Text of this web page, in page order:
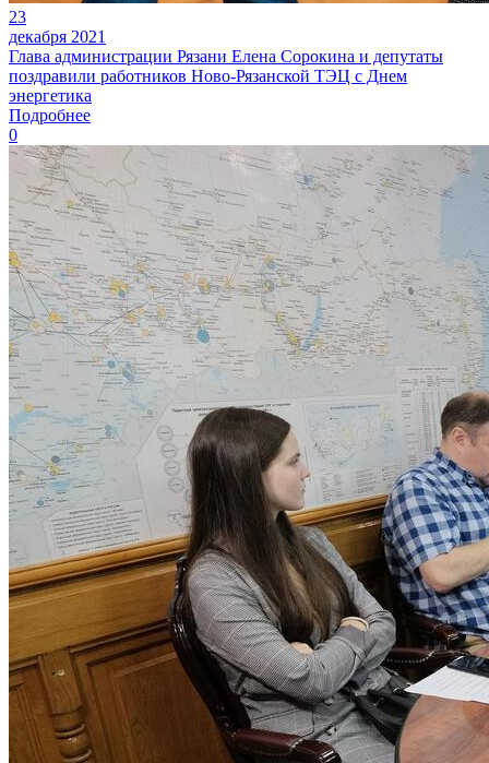
23
декабря 2021
Глава администрации Рязани Елена Сорокина и депутаты
поздравили работников Ново-Рязанской ТЭЦ с Днем
энергетика
Подробнее
0